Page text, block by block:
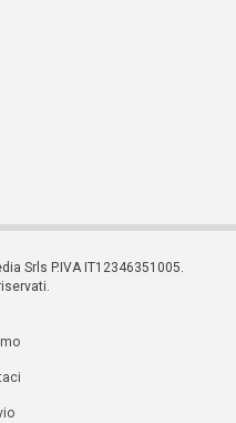
Srls P.IVA IT12346351005.